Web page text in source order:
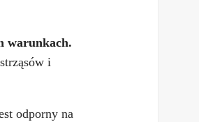
warunkach.
i
odporny na